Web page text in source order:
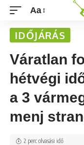
Aa
IDŐJÁRÁS
Váratlan
hétvégi
a 3
menj
2 perc olvasási idő